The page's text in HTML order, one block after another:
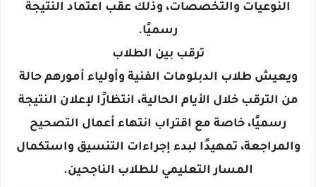
النوعيات والتخصصات، وذلك عقب اعتماد النتيجة
رسميًا.
ترقب بين الطلاب
ويعيش طلاب الدبلومات الفنية وأولياء أمورهم حالة
من الترقب خلال الأيام الحالية، انتظارًا لإعلان النتيجة
رسميًا، خاصة مع اقتراب انتهاء أعمال التصحيح
والمراجعة، تمهيدًا لبدء إجراءات التنسيق واستكمال
المسار التعليمي للطلاب الناجحين.